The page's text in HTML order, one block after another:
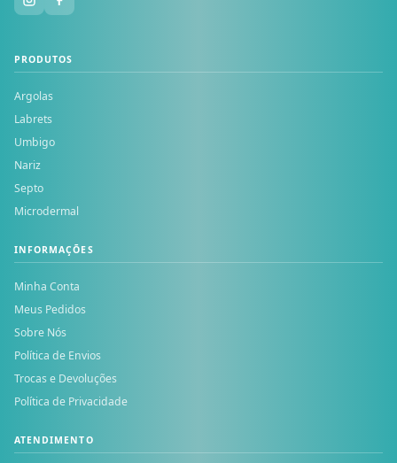
PRODUTOS
Argolas
Labrets
Umbigo
Nariz
Septo
Microdermal
INFORMAÇÕES
Minha Conta
Meus Pedidos
Sobre Nós
Política de Envios
Trocas e Devoluções
Política de Privacidade
ATENDIMENTO